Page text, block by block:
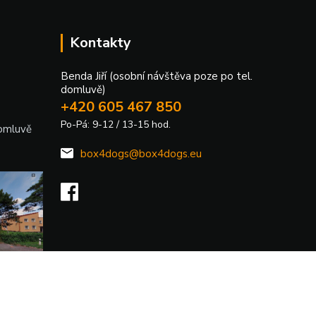
Kontakty
Benda Jiří (osobní návštěva poze po tel.
domluvě)
+420 605 467 850
Po-Pá: 9-12 / 13-15 hod.
box4dogs@box4dogs.eu